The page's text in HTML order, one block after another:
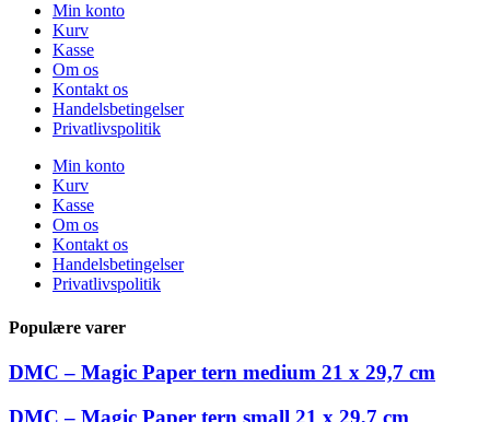
Min konto
Kurv
Kasse
Om os
Kontakt os
Handelsbetingelser
Privatlivspolitik
Min konto
Kurv
Kasse
Om os
Kontakt os
Handelsbetingelser
Privatlivspolitik
Populære varer
DMC – Magic Paper tern medium 21 x 29,7 cm
DMC – Magic Paper tern small 21 x 29,7 cm